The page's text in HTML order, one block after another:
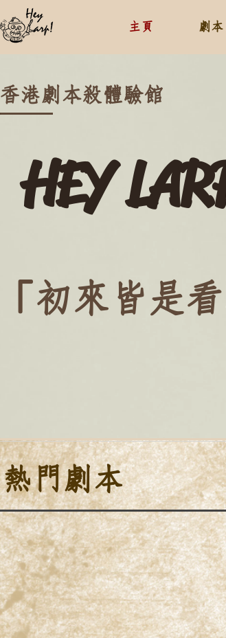
主頁 劇
香港劇本殺體驗館
HEY
「初來皆是
​熱門劇本